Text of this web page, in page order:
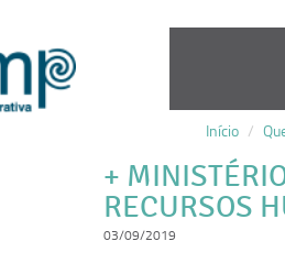
Início /
+
RECURSOS
03/09/2019